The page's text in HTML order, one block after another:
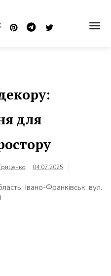
для
04.07.2025
Івано-Франківськ, вул.